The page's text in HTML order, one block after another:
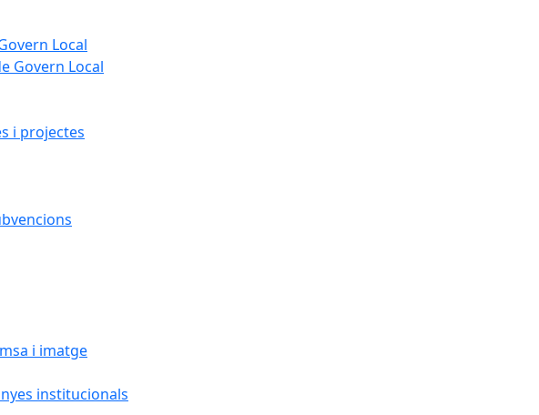
Local
Govern Local
i projectes
i imatge
institucionals